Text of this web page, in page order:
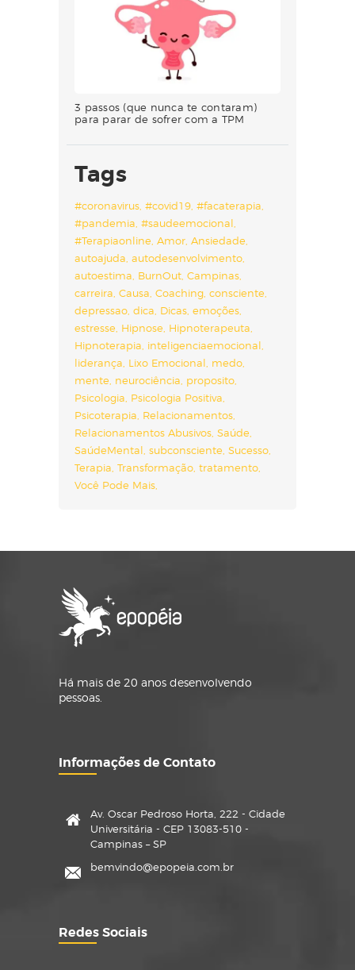
3 passos (que nunca te contaram)
para parar de sofrer com a TPM
Tags
#coronavirus #covid19 #facaterapia
#pandemia #saudeemocional
#Terapiaonline Amor Ansiedade
autoajuda autodesenvolvimento
autoestima BurnOut Campinas
carreira Causa Coaching consciente
depressao dica Dicas emoções
estresse Hipnose Hipnoterapeuta
Hipnoterapia inteligenciaemocional
liderança Lixo Emocional medo
mente neurociência proposito
Psicologia Psicologia Positiva
Psicoterapia Relacionamentos
Relacionamentos Abusivos Saúde
SaúdeMental subconsciente Sucesso
Terapia Transformação tratamento
Você Pode Mais
Há mais de 20 anos desenvolvendo
pessoas.
Informações de Contato
Av. Oscar Pedroso Horta, 222 - Cidade
Universitária - CEP 13083-510 -
Campinas – SP
bemvindo@epopeia.com.br
Redes Sociais